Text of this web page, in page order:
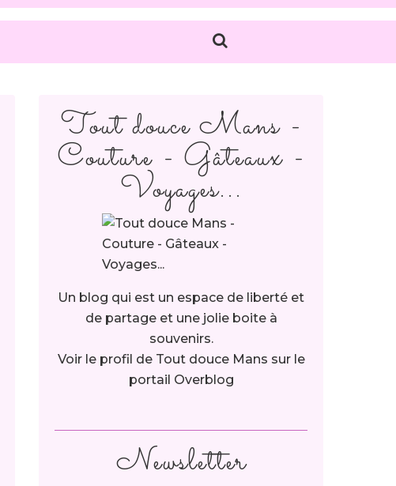
Newsletter
Tout douce Mans -
Couture - Gâteaux -
Voyages...
Un blog qui est un espace de liberté et
de partage et une jolie boite à
souvenirs.
Voir le profil de Tout douce Mans sur le
portail Overblog